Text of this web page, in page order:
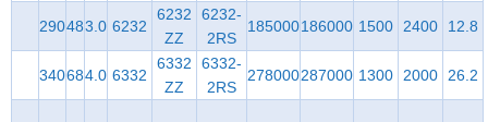
290483.0 6232
6232
ZZ
6232-
2RS
185000186000 1500 2400 12.8
340684.0 6332
6332
ZZ
6332-
2RS
278000287000 1300 2000 26.2